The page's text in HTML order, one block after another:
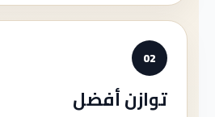
02
توازن أفضل